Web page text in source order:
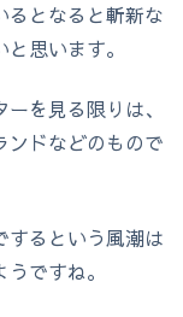
るとなると斬新な
思います。
を見る限りは、
ンドなどのもので
するという風潮は
ですね。